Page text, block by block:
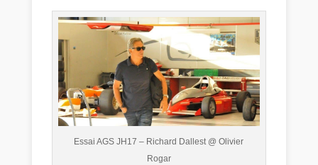
Essai AGS JH17 – Richard Dallest @ Olivier
Rogar